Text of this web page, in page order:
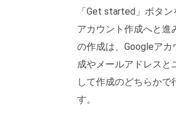
「Get started」ボタン
アカウント作成へと進
の作成は、Googleア
成やメールアドレスと
して作成のどちらかで
す。